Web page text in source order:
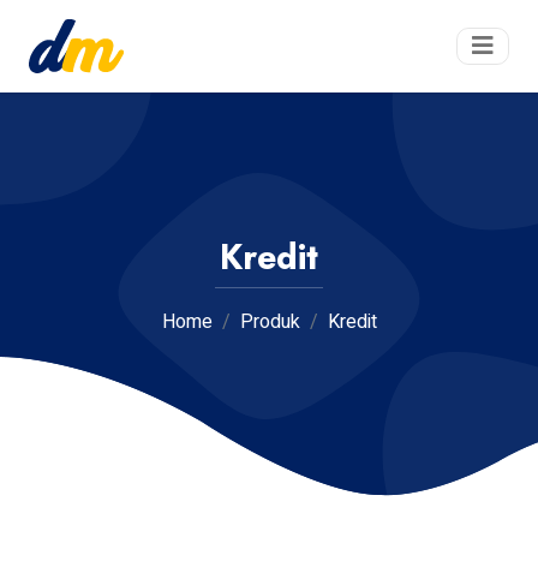
Kredit
Home Produk Kredit